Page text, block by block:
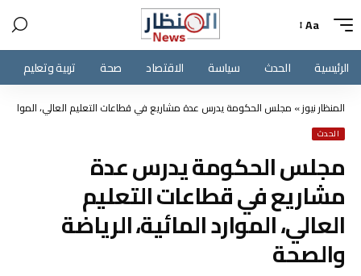
Aa
الرئيسية الحدث سياسة الاقتصاد صحة تربية وتعليم
المنظار نيوز» مجلس الحكومة يدرس عدة مشاريع في قطاعات التعليم العالي، الموارد
الحدث
مجلس الحكومة يدرس عدة
مشاريع في قطاعات التعليم
العالي، الموارد المائية، الرياضة
والصحة